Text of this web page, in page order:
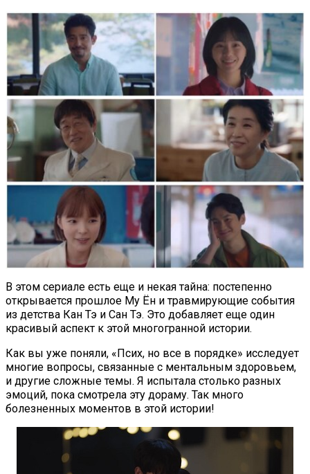
В этом сериале есть еще и некая тайна: постепенно
открывается прошлое Му Ён и травмирующие события
из детства Кан Тэ и Сан Тэ. Это добавляет еще один
красивый аспект к этой многогранной истории.
Как вы уже поняли, «Псих, но все в порядке» исследует
многие вопросы, связанные с ментальным здоровьем,
и другие сложные темы. Я испытала столько разных
эмоций, пока смотрела эту дораму. Так много
болезненных моментов в этой истории!